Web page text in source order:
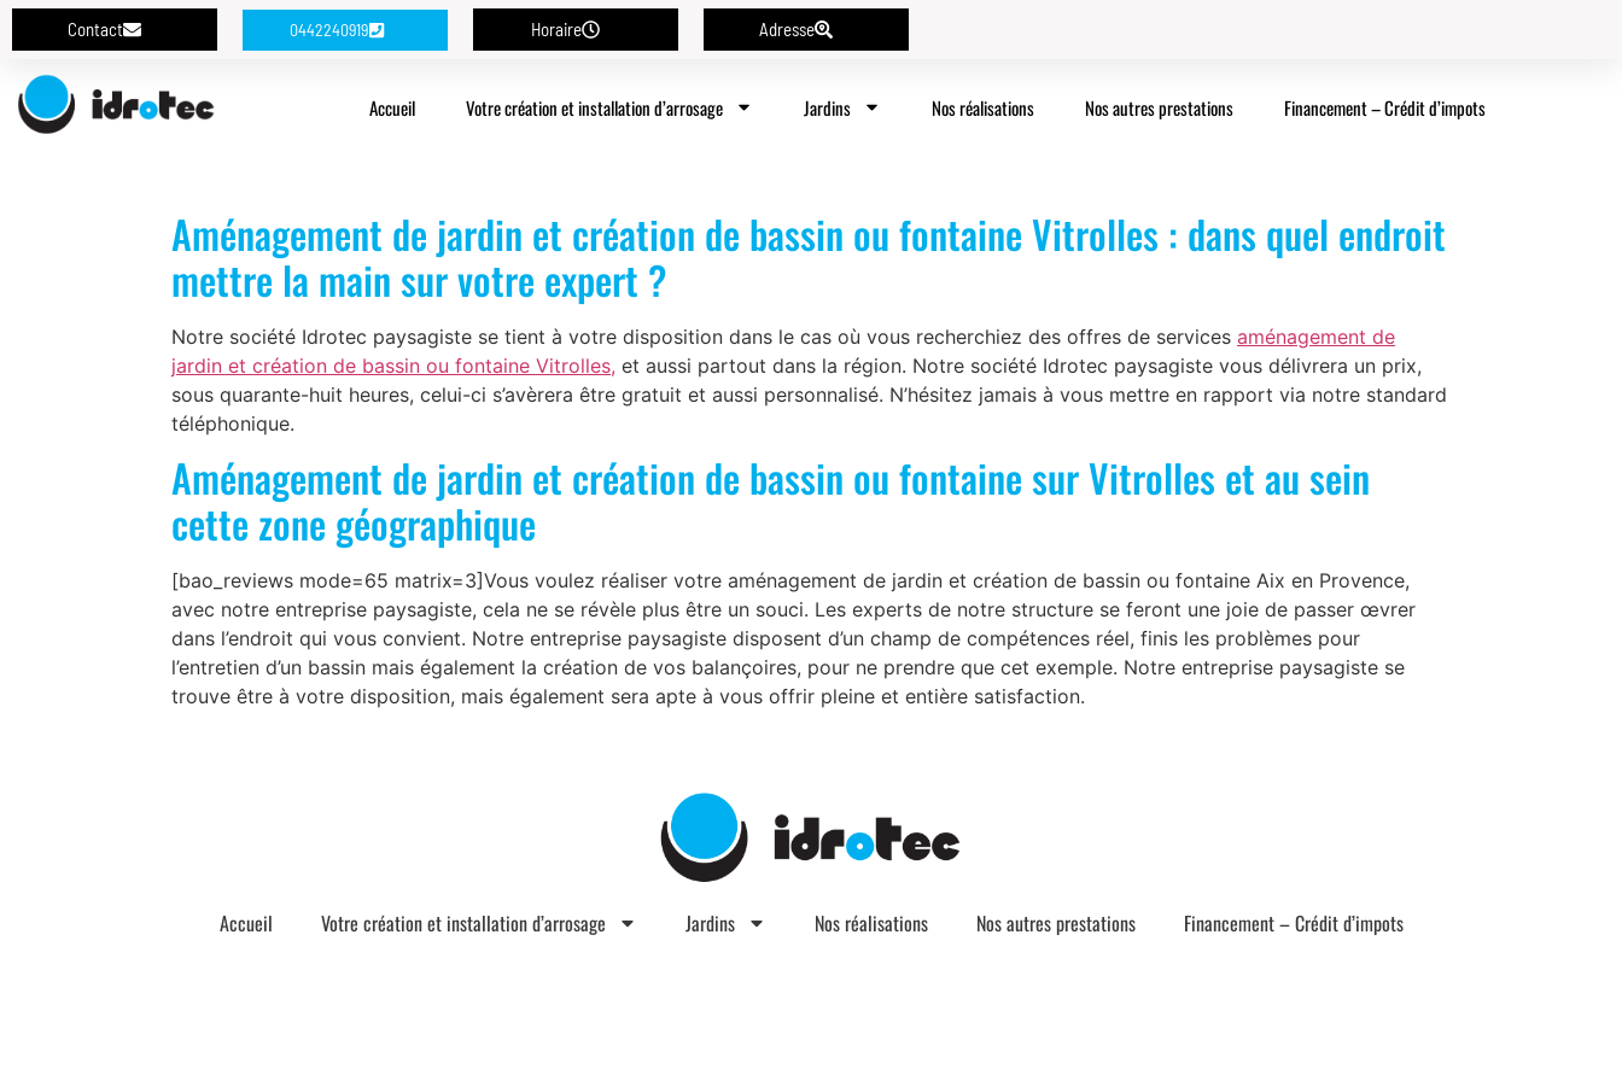
Contact 0442240919 Horaire Adresse
Accueil Votre création et installation d’arrosage Jardins Nos réalisations Nos autres prestations Financement – Crédit d’impots
Aménagement de jardin et création de bassin ou fontaine Vitrolles : dans quel endroit
mettre la main sur votre expert ?
Notre société Idrotec paysagiste se tient à votre disposition dans le cas où vous recherchiez des offres de services aménagement de
jardin et création de bassin ou fontaine Vitrolles, et aussi partout dans la région. Notre société Idrotec paysagiste vous délivrera un prix,
sous quarante-huit heures, celui-ci s’avèrera être gratuit et aussi personnalisé. N’hésitez jamais à vous mettre en rapport via notre standard
téléphonique.
Aménagement de jardin et création de bassin ou fontaine sur Vitrolles et au sein
cette zone géographique
[bao_reviews mode=65 matrix=3]Vous voulez réaliser votre aménagement de jardin et création de bassin ou fontaine Aix en Provence,
avec notre entreprise paysagiste, cela ne se révèle plus être un souci. Les experts de notre structure se feront une joie de passer œvrer
dans l’endroit qui vous convient. Notre entreprise paysagiste disposent d’un champ de compétences réel, finis les problèmes pour
l’entretien d’un bassin mais également la création de vos balançoires, pour ne prendre que cet exemple. Notre entreprise paysagiste se
trouve être à votre disposition, mais également sera apte à vous offrir pleine et entière satisfaction.
Accueil Votre création et installation d’arrosage Jardins Nos réalisations Nos autres prestations Financement – Crédit d’impots